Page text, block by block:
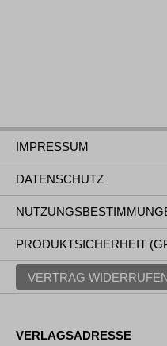
IMPRESSUM
DATENSCHUTZ
PRODUKTSICHERHEIT
VERTRAG
VERLAGSADRESSE